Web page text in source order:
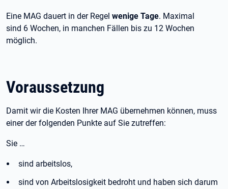
Eine MAG dauert in der Regel wenige Tage. Maximal
sind 6 Wochen, in manchen Fällen bis zu 12 Wochen
möglich.
Voraussetzung
Damit wir die Kosten Ihrer MAG übernehmen können, muss
einer der folgenden Punkte auf Sie zutreffen:
Sie …
sind arbeitslos,
sind von Arbeitslosigkeit bedroht und haben sich darum